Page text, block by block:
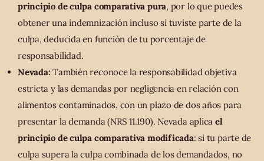
principio de culpa comparativa pura, por lo que puedes
obtener una indemnización incluso si tuviste parte de la
culpa, deducida en función de tu porcentaje de
responsabilidad.
Nevada: También reconoce la responsabilidad objetiva
estricta y las demandas por negligencia en relación con
alimentos contaminados, con un plazo de dos años para
presentar la demanda (NRS 11.190). Nevada aplica el
principio de culpa comparativa modificada: si tu parte de
culpa supera la culpa combinada de los demandados, no